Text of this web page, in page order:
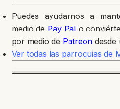
Puedes ayudarnos a
medio de Pay Pal o
por medio de Patreon desde
Ver todas las parroquias de